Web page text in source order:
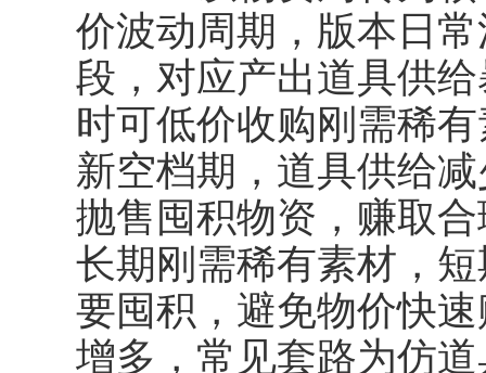
价波动周期，版本日
段，对应产出道具供
时可低价收购刚需稀
新空档期，道具供给
抛售囤积物资，赚取
长期刚需稀有素材，
要囤积，避免物价快
增多，常见套路为仿